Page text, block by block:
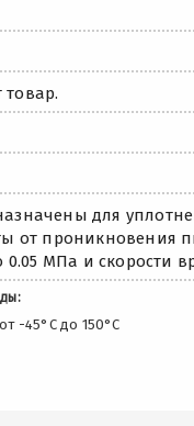
товар.
для
от проникновения
МПа и скорости
-45°С до 150°С